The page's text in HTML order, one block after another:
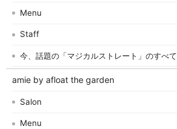
Menu
Staff
今、話題の「マジカルストレート」のすべて
amie by afloat the garden
Salon
Menu